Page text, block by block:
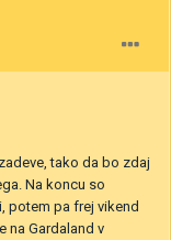
tako da bo zdaj
Na koncu so
potem pa frej vikend
na Gardaland v